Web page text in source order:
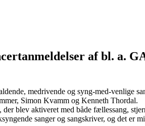
af bl. a.
medrivende og syng-med-venlige
Simon Kvamm og Kenneth Thordal.
blev aktiveret med både fællessang,
sanger og sangskriver, og det er